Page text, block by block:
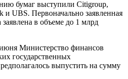
бумаг выступили Citigroup,
и UBS. Первоначально заявленная
в объеме до 1 млрд
Министерство финансов
государственных
выпустить на сумму